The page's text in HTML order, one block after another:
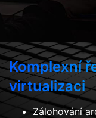
Komplexní
virtualizaci
Zálohování